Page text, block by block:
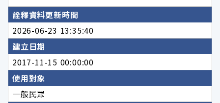
詮釋資料更新時間
2026-06-23 13:35:40
建立日期
2017-11-15 00:00:00
使用對象
一般民眾